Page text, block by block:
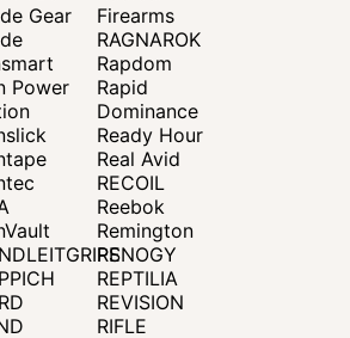
Gear
Power
Firearms
RAGNAROK
Rapdom
Rapid
Dominance
Ready Hour
Real Avid
RECOIL
Reebok
Remington
RENOGY
REPTILIA
REVISION
RIFLE